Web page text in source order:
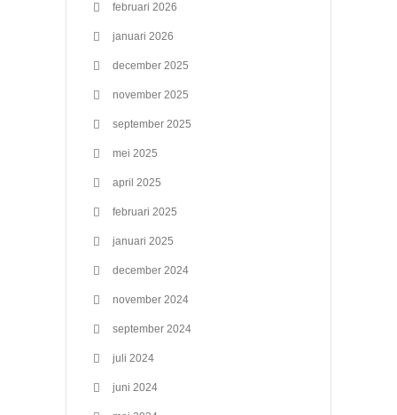
februari 2026
januari 2026
december 2025
november 2025
september 2025
mei 2025
april 2025
februari 2025
januari 2025
december 2024
november 2024
september 2024
juli 2024
juni 2024